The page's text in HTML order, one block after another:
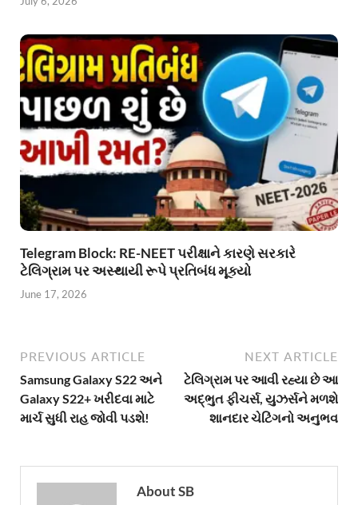
Telegram Block: RE-NEET પરીક્ષાને કારણે સરકારે
ટેલિગ્રામ પર અસ્થાયી રૂપે પ્રતિબંધ મૂક્યો
June 17, 2026
PREVIOUS ARTICLE
Samsung Galaxy S22 અને
Galaxy S22+ ખરીદવા માટે
માર્ચ સુધી રાહ જોવી પડશે!
NEXT ARTICLE
ટેલિગ્રામ પર આવી રહ્યા છે આ
અદ્ભુત ફીચર્સ, યુઝર્સને મળશે
શાનદાર ચેટિંગનો અનુભવ
About SB